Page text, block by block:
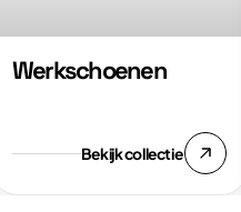
Werkschoenen
Bekijk collectie